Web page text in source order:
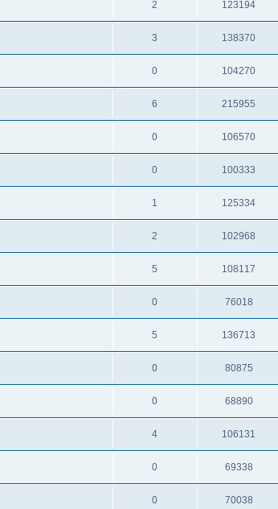
2 123194
3 138370
0 104270
6 215955
0 106570
0 100333
1 125334
2 102968
5 108117
0 76018
5 136713
0 80875
0 68890
4 106131
0 69338
0 70038